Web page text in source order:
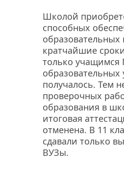
Школой
способных
образовательных
кратчайшие
только
получалось. Тем
проверочных
образования в
итоговая
отменена. В 11
сдавали только
ВУЗы.